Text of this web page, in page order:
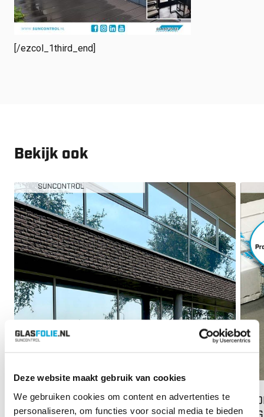
Deze website maakt gebruik van cookies
We gebruiken cookies om content en advertenties te
personaliseren, om functies voor social media te bieden
[/ezcol_1third_end]
Bekijk ook
84% WARMTEWERING BIJ TDA IN LIJNDEN